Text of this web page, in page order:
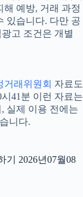
해 예방, 거래 과정
있습니다. 다만 공
고 조건은 개별
거래위원회 자료도
41분 이런 자료는
실제 이용 전에는
니다.
기 2026년07월08